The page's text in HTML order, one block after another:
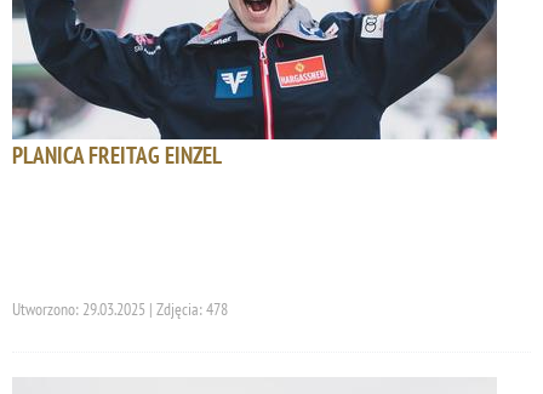
PLANICA FREITAG EINZEL
Utworzono: 29.03.2025 | Zdjęcia: 478